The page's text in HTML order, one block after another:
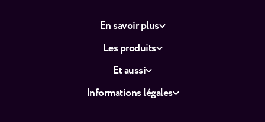
En savoir plus
Les produits
Et aussi
Informations légales